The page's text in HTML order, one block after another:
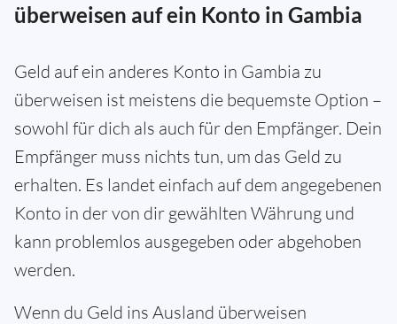
überweisen auf ein Konto in Gambia
Geld auf ein anderes Konto in Gambia zu
überweisen ist meistens die bequemste Option –
sowohl für dich als auch für den Empfänger. Dein
Empfänger muss nichts tun, um das Geld zu
erhalten. Es landet einfach auf dem angegebenen
Konto in der von dir gewählten Währung und
kann problemlos ausgegeben oder abgehoben
werden.
Wenn du Geld ins Ausland überweisen